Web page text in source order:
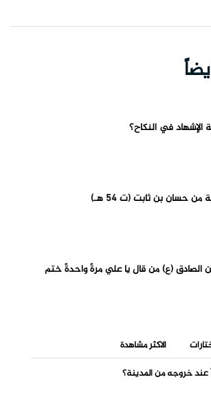
الإشهاد في النكاح؟
حسان بن ثابت (ت 54 هـ)
الصادق (ع) من قال يا علي مرةً واحدةً ختم
الاكثر مشاهدة
خروجه من المدينة؟